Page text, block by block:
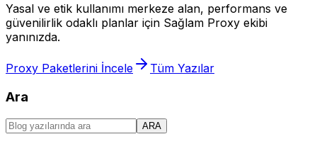
Yasal ve etik kullanımı merkeze alan, performans ve
güvenilirlik odaklı planlar için Sağlam Proxy ekibi
yanınızda.
Proxy Paketlerini İncele Tüm Yazılar
Ara
ARA